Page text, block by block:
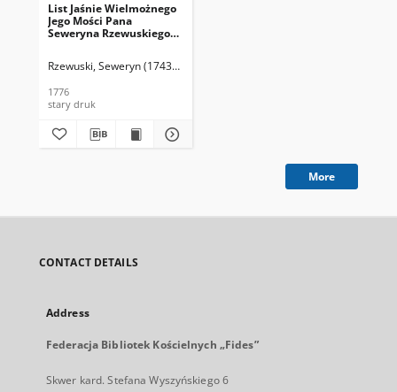
List Jaśnie Wielmożnego
Jego Mości Pana
Seweryna Rzewuskiego
Prześwietnych
Powiatow, na Seymiki
Przedseymowe Poselskie,
Rzewuski, Seweryn (1743-1811)
1776
stary druk
More
CONTACT DETAILS
Address
Federacja Bibliotek Kościelnych „Fides”
Skwer kard. Stefana Wyszyńskiego 6